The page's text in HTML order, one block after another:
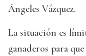
Ángeles Vázquez.
La situación es
ganaderos para